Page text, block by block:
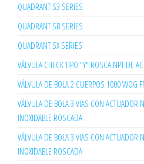
QUADRANT S3 SERIES
QUADRANT SB SERIES
QUADRANT SX SERIES
VÁLVULA CHECK TIPO "Y" ROSCA NPT DE
VÁLVULA DE BOLA 2 CUERPOS 1000 WOG
VÁLVULA DE BOLA 3 VIAS CON ACTUADOR
INOXIDABLE ROSCADA
VÁLVULA DE BOLA 3 VIAS CON ACTUADOR
INOXIDABLE ROSCADA